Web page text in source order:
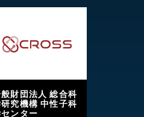
財団法人 総合科
究機構 中性子科
ンター